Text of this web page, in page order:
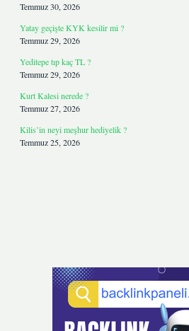
Temmuz 30, 2026
Yatay geçişte KYK kesilir mi ?
Temmuz 29, 2026
Yeditepe tıp kaç TL ?
Temmuz 29, 2026
Kurt Kalesi nerede ?
Temmuz 27, 2026
Kilis’in neyi meşhur hediyelik ?
Temmuz 25, 2026